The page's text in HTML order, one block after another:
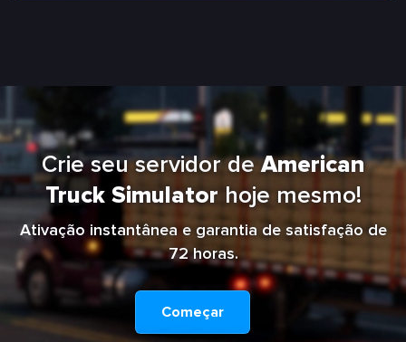
Crie seu servidor deAmerican
Truck Simulator hoje mesmo!
Ativação instantânea e garantia de satisfação de
72 horas.
Começar